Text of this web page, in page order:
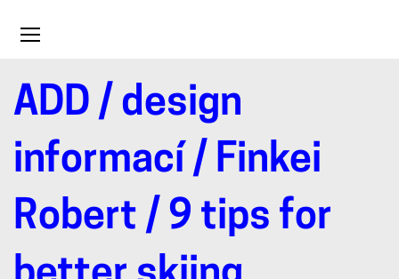
Toggle
ADD / design
informací / Finkei
Robert / 9 tips for
9
tips
for